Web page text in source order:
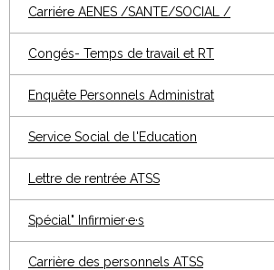
Carriére AENES /SANTE/SOCIAL /
Congés- Temps de travail et RT
Enquête Personnels Administrat
Service Social de l'Education
Lettre de rentrée ATSS
Spécial" Infirmier·e·s
Carrière des personnels ATSS